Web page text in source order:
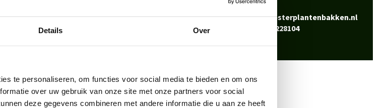
Details Over
te personaliseren, om functies voor social media te bieden en om ons
over uw gebruik van onze site met onze partners voor social
deze gegevens combineren met andere informatie die u aan ze heeft
een
Bel0344-228104
info@polyesterplantenbakken.nl
0344-228104
Specificaties